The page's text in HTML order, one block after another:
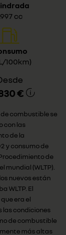
cc
100km)
€
de combustible se
con las
de la
y consumo de
de
mundial (WLTP).
nuevos están
WLTP. El
era el
condiciones
de combustible
más altas